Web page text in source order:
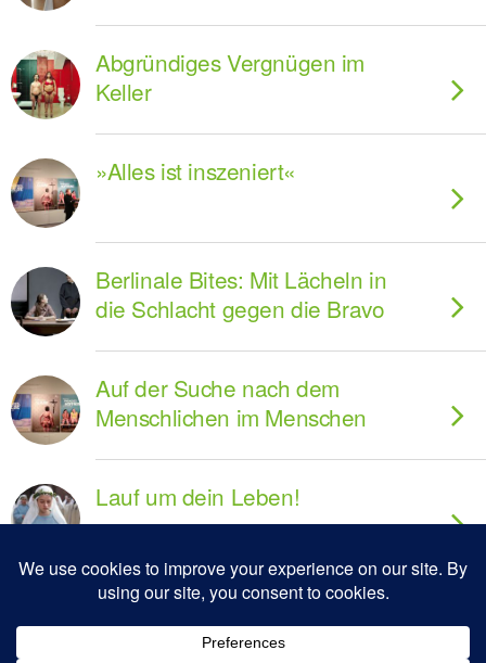
Abgründiges Vergnügen im
Keller
»Alles ist inszeniert«
Berlinale Bites: Mit Lächeln in
die Schlacht gegen die Bravo
Auf der Suche nach dem
Menschlichen im Menschen
Lauf um dein Leben!
63. Berlinale: Die Verhandlung
des Menschlichen im Kinosaal